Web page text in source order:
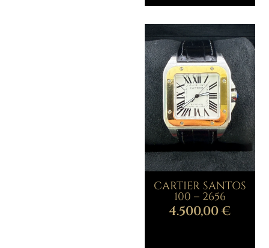
CARTIER SANTOS
100 – 2656
4.500,00€